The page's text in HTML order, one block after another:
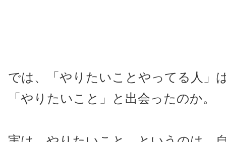
では、「やりたいことやってる人」
「やりたいこと」と出会ったのか。